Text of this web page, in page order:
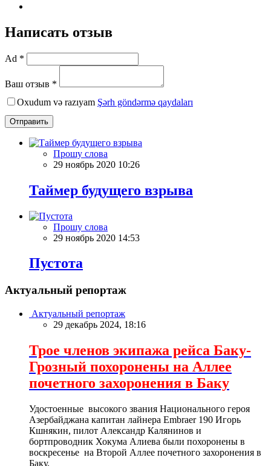
Написать отзыв
Ad *
Ваш отзыв *
Oxudum və razıyam Şərh göndərmə qaydaları
Отправить
Прошу слова
29 ноябрь 2020 10:26
Таймер будущего взрыва
Прошу слова
29 ноябрь 2020 14:53
Пустота
Актуальный репортаж
Актуальный репортаж
29 декабрь 2024, 18:16
Трое членов экипажа рейса Баку-
Грозный похоронены на Аллее
почетного захоронения в Баку
Удостоенные высокого звания Национального героя
Азербайджана капитан лайнера Embraer 190 Игорь
Кшнякин, пилот Александр Калянинов и
бортпроводник Хокума Алиева были похоронены в
воскресенье на Второй Аллее почетного захоронения в
Баку.